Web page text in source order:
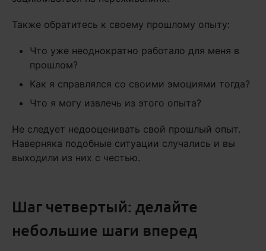
Также обратитесь к своему прошлому опыту:
Что уже неоднократно работало для меня в
прошлом?
Как я справлялся со своими эмоциями тогда?
Что я могу извлечь из этого опыта?
Не следует недооценивать свой прошлый опыт.
Наверняка подобные ситуации случались и вы
выходили из них с честью.
Шаг четвертый: делайте
небольшие шаги вперед